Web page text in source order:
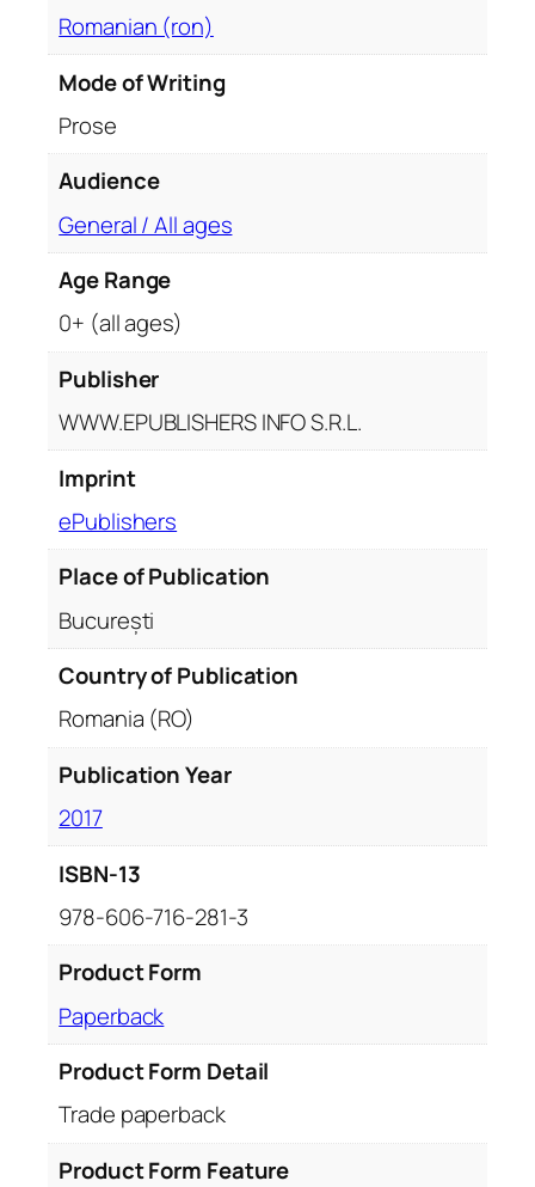
Romanian (ron)
Mode of Writing
Prose
Audience
General / All ages
Age Range
0+ (all ages)
Publisher
WWW.EPUBLISHERS INFO S.R.L.
Imprint
ePublishers
Place of Publication
București
Country of Publication
Romania (RO)
Publication Year
2017
ISBN-13
978-606-716-281-3
Product Form
Paperback
Product Form Detail
Trade paperback
Product Form Feature